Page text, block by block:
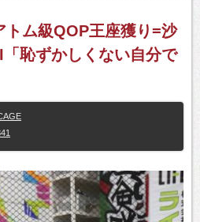
トム級QOP王座獲り=沙
恥ずかしくない自分で